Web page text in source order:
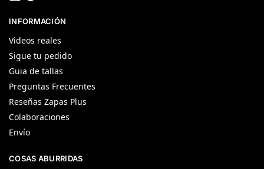
INFORMACIÓN
Videos reales
Sigue tu pedido
Guia de tallas
Preguntas Frecuentes
Reseñas Zapas Plus
Colaboraciones
Envío
COSAS ABURRIDAS